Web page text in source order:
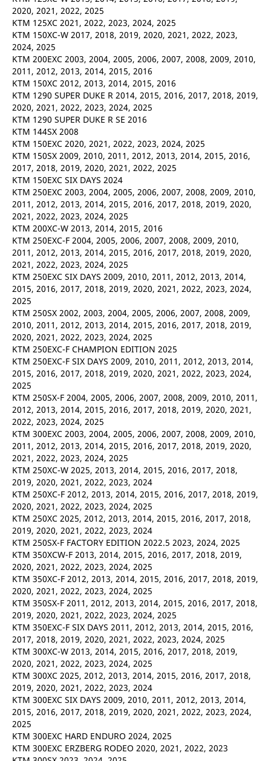
2020, 2021, 2022, 2025
KTM 125XC 2021, 2022, 2023, 2024, 2025
KTM 150XC-W 2017, 2018, 2019, 2020, 2021, 2022, 2023,
2024, 2025
KTM 200EXC 2003, 2004, 2005, 2006, 2007, 2008, 2009, 2010,
2011, 2012, 2013, 2014, 2015, 2016
KTM 150XC 2012, 2013, 2014, 2015, 2016
KTM 1290 SUPER DUKE R 2014, 2015, 2016, 2017, 2018, 2019,
2020, 2021, 2022, 2023, 2024, 2025
KTM 1290 SUPER DUKE R SE 2016
KTM 144SX 2008
KTM 150EXC 2020, 2021, 2022, 2023, 2024, 2025
KTM 150SX 2009, 2010, 2011, 2012, 2013, 2014, 2015, 2016,
2017, 2018, 2019, 2020, 2021, 2022, 2025
KTM 150EXC SIX DAYS 2024
KTM 250EXC 2003, 2004, 2005, 2006, 2007, 2008, 2009, 2010,
2011, 2012, 2013, 2014, 2015, 2016, 2017, 2018, 2019, 2020,
2021, 2022, 2023, 2024, 2025
KTM 200XC-W 2013, 2014, 2015, 2016
KTM 250EXC-F 2004, 2005, 2006, 2007, 2008, 2009, 2010,
2011, 2012, 2013, 2014, 2015, 2016, 2017, 2018, 2019, 2020,
2021, 2022, 2023, 2024, 2025
KTM 250EXC SIX DAYS 2009, 2010, 2011, 2012, 2013, 2014,
2015, 2016, 2017, 2018, 2019, 2020, 2021, 2022, 2023, 2024,
2025
KTM 250SX 2002, 2003, 2004, 2005, 2006, 2007, 2008, 2009,
2010, 2011, 2012, 2013, 2014, 2015, 2016, 2017, 2018, 2019,
2020, 2021, 2022, 2023, 2024, 2025
KTM 250EXC-F CHAMPION EDITION 2025
KTM 250EXC-F SIX DAYS 2009, 2010, 2011, 2012, 2013, 2014,
2015, 2016, 2017, 2018, 2019, 2020, 2021, 2022, 2023, 2024,
2025
KTM 250SX-F 2004, 2005, 2006, 2007, 2008, 2009, 2010, 2011,
2012, 2013, 2014, 2015, 2016, 2017, 2018, 2019, 2020, 2021,
2022, 2023, 2024, 2025
KTM 300EXC 2003, 2004, 2005, 2006, 2007, 2008, 2009, 2010,
2011, 2012, 2013, 2014, 2015, 2016, 2017, 2018, 2019, 2020,
2021, 2022, 2023, 2024, 2025
KTM 250XC-W 2025, 2013, 2014, 2015, 2016, 2017, 2018,
2019, 2020, 2021, 2022, 2023, 2024
KTM 250XC-F 2012, 2013, 2014, 2015, 2016, 2017, 2018, 2019,
2020, 2021, 2022, 2023, 2024, 2025
KTM 250XC 2025, 2012, 2013, 2014, 2015, 2016, 2017, 2018,
2019, 2020, 2021, 2022, 2023, 2024
KTM 250SX-F FACTORY EDITION 2022.5 2023, 2024, 2025
KTM 350XCW-F 2013, 2014, 2015, 2016, 2017, 2018, 2019,
2020, 2021, 2022, 2023, 2024, 2025
KTM 350XC-F 2012, 2013, 2014, 2015, 2016, 2017, 2018, 2019,
2020, 2021, 2022, 2023, 2024, 2025
KTM 350SX-F 2011, 2012, 2013, 2014, 2015, 2016, 2017, 2018,
2019, 2020, 2021, 2022, 2023, 2024, 2025
KTM 350EXC-F SIX DAYS 2011, 2012, 2013, 2014, 2015, 2016,
2017, 2018, 2019, 2020, 2021, 2022, 2023, 2024, 2025
KTM 300XC-W 2013, 2014, 2015, 2016, 2017, 2018, 2019,
2020, 2021, 2022, 2023, 2024, 2025
KTM 300XC 2025, 2012, 2013, 2014, 2015, 2016, 2017, 2018,
2019, 2020, 2021, 2022, 2023, 2024
KTM 300EXC SIX DAYS 2009, 2010, 2011, 2012, 2013, 2014,
2015, 2016, 2017, 2018, 2019, 2020, 2021, 2022, 2023, 2024,
2025
KTM 300EXC HARD ENDURO 2024, 2025
KTM 300EXC ERZBERG RODEO 2020, 2021, 2022, 2023